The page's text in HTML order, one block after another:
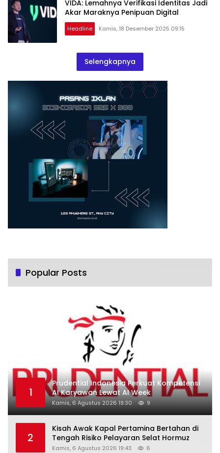
VIDA: Lemahnya Verifikasi Identitas Jadi
Akar Maraknya Penipuan Digital
Headline Kamis, 18 Desember 2025 09:15
Selengkapnya
Popular Posts
1
Prudential Indonesia Perkuat Kompetensi
AI Karyawan Lewat AI Week
Kamis, 6 Agustus 2026 19:30 9
2
Kisah Awak Kapal Pertamina Bertahan di
Tengah Risiko Pelayaran Selat Hormuz
Kamis, 6 Agustus 2026 19:43 6